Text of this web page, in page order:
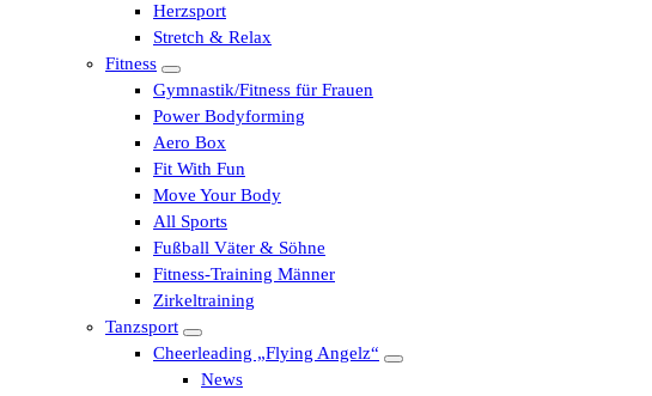
Herzsport
Stretch & Relax
Fitness
Gymnastik/Fitness für Frauen
Power Bodyforming
Aero Box
Fit With Fun
Move Your Body
All Sports
Fußball Väter & Söhne
Fitness-Training Männer
Zirkeltraining
Tanzsport
Cheerleading „Flying Angelz“
News